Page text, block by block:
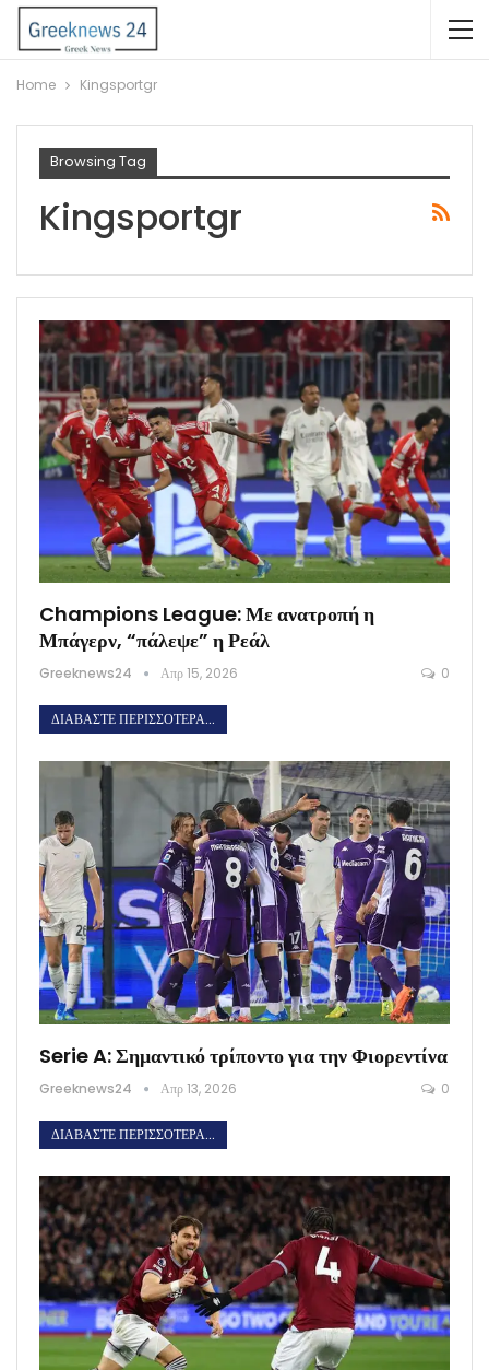
Home Kingsportgr
Browsing Tag
Kingsportgr
Champions League: Με ανατροπή η
Μπάγερν, “πάλεψε” η Ρεάλ
Greeknews24 Απρ 15, 2026 0
ΔΙΑΒΆΣΤΕ ΠΕΡΙΣΣΌΤΕΡΑ...
Serie A: Σημαντικό τρίποντο για την Φιορεντίνα
Greeknews24 Απρ 13, 2026 0
ΔΙΑΒΆΣΤΕ ΠΕΡΙΣΣΌΤΕΡΑ...